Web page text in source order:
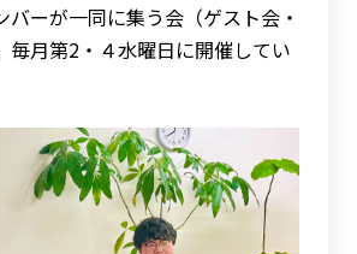
バーが一同に集う会（ゲスト会・
毎月第2・４水曜日に開催してい